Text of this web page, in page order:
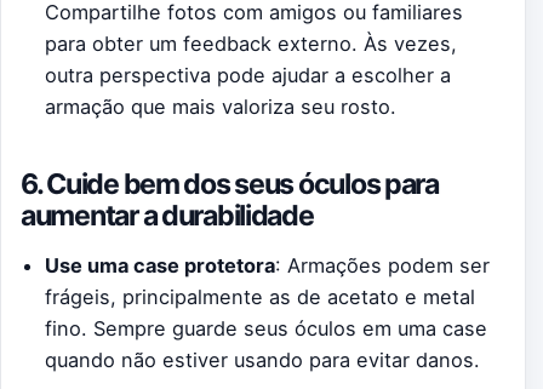
Compartilhe fotos com amigos ou familiares
para obter um feedback externo. Às vezes,
outra perspectiva pode ajudar a escolher a
armação que mais valoriza seu rosto.
6. Cuide bem dos seus óculos para
aumentar a durabilidade
Use uma case protetora: Armações podem ser
frágeis, principalmente as de acetato e metal
fino. Sempre guarde seus óculos em uma case
quando não estiver usando para evitar danos.